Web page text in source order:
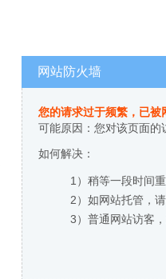
网站防火墙
您的请求过于频繁，已被
可能原因：您对该页面的
如何解决：
1）稍等一段时间重
2）如网站托管，
3）普通网站访客